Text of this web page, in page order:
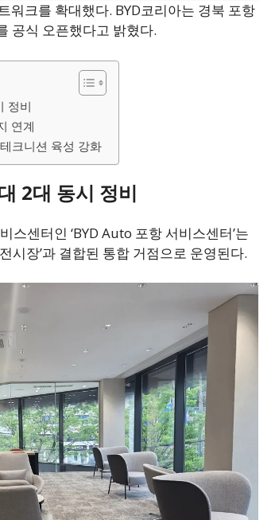
워크를 확대했다. BYD코리아는 경북 포항
공식 오픈했다고 밝혔다.
정비
연계
크니션 육성 강화
2대 동시 정비
스센터인 ‘BYD Auto 포항 서비스센터’는
시장’과 결합된 통합 거점으로 운영된다.